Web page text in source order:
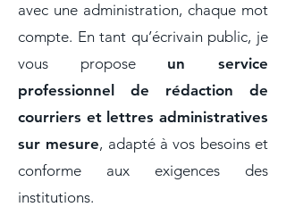
avec une administration, chaque mot
compte. En tant qu’écrivain public, je
vous propose un service
professionnel de rédaction de
courriers et lettres administratives
sur mesure, adapté à vos besoins et
conforme aux exigences des
institutions.